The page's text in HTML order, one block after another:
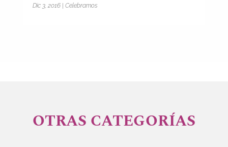
Dic 3, 2016| Celebramos
OTRAS CATEGORÍAS